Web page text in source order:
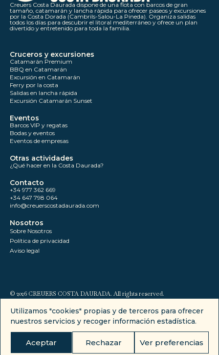
Utilizamos "cookies" propias y de terceros para ofrecer
nuestros servicios y recoger información estadística.
Aceptar Rechazar Ver preferencias
Creuers Costa Daurada dispone de una flota con barcos de gran
tamaño, catamarán y lancha rápida para ofrecer paseos y excursiones
por la Costa Dorada (Cambrils-Salou-La Pineda). Organiza salidas
todos los días para descubrir el litoral mediterráneo y ofrece un plan
divertido y entretenido para toda la familia.
Cruceros y excursiones
Catamarán Premium
BBQ en Catamarán
Excursión en Catamarán
Ferry por la costa
Salidas en lancha rápida
Excursión Catamarán Sunset
Eventos
Barcos VIP y regatas
Bodas y eventos
Eventos de empresas
Otras actividades
¿Qué hacer en la Costa Daurada?
Contacto
+34 977 362 669
+34 647 798 064
info@creuerscostadaurada.com
Nosotros
Sobre Nosotros
Política de privacidad
Aviso legal
© 2026 CREUERS COSTA DAURADA. All rights reserved.